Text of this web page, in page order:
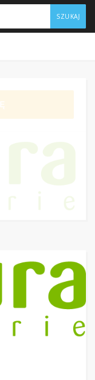
SZUKAJ